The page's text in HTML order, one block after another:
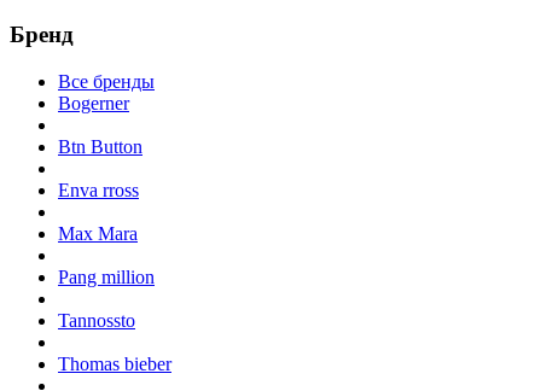
Бренд
Все бренды
Bogerner
Btn Button
Enva rross
Max Mara
Pang million
Tannossto
Thomas bieber